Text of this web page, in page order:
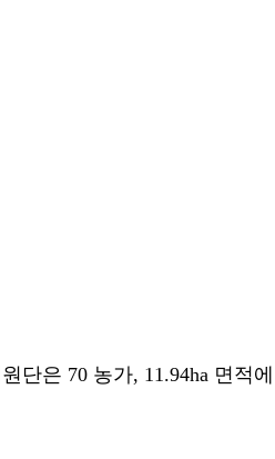
단은 70 농가, 11.94ha 면적에